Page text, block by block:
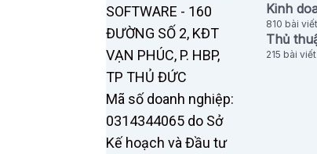
SOFTWARE - 160
ĐƯỜNG SỐ 2, KĐT
VẠN PHÚC, P. HBP,
TP THỦ ĐỨC
Mã số doanh nghiệp:
0314344065 do Sở
Kế hoạch và Đầu tư
Kinh
810 bài viết
Thủ
215 bài viết